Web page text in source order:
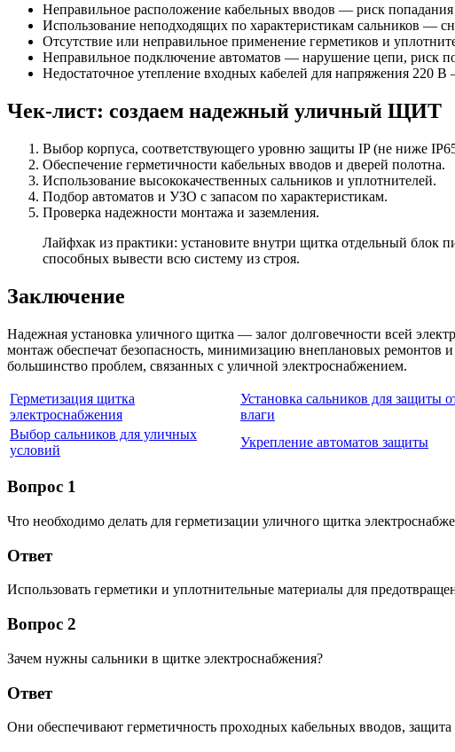
Неправильное расположение кабельных вводов — риск
Использование неподходящих по характеристикам сальников —
Отсутствие или неправильное применение герметиков и
Неправильное подключение автоматов — нарушение цепи, риск
Недостаточное утепление входных кабелей для напряжения 220 В
Чек-лист: создаем надежный уличный ЩИТ
Выбор корпуса, соответствующего уровню защиты IP (не ниже
Обеспечение герметичности кабельных вводов и дверей полотна.
Использование высококачественных сальников и уплотнителей.
Подбор автоматов и УЗО с запасом по характеристикам.
Проверка надежности монтажа и заземления.
Лайфхак из практики: установите внутри щитка отдельный блок
способных вывести всю систему из строя.
Заключение
Надежная установка уличного щитка — залог долговечности всей
монтаж обеспечат безопасность, минимизацию внеплановых ремонтов
большинство проблем, связанных с уличной электроснабжением.
Герметизация щитка
электроснабжения
Установка сальников для защиты
влаги
Выбор сальников для уличных
условий
Укрепление автоматов защиты
Вопрос 1
Что необходимо делать для герметизации уличного щитка
Ответ
Использовать герметики и уплотнительные материалы для
Вопрос 2
Зачем нужны сальники в щитке электроснабжения?
Ответ
Они обеспечивают герметичность проходных кабельных вводов,